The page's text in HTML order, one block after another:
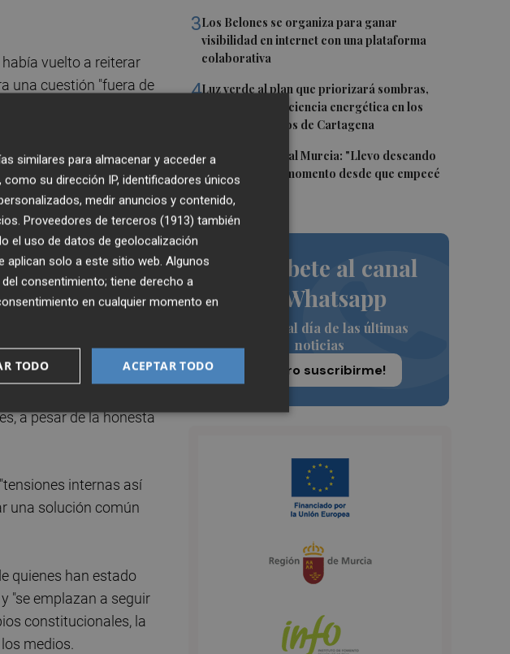
3Los Belones se organiza para ganar
visibilidad en internet con una plataforma
colaborativa
4Luz verde al plan que priorizará sombras,
aislamiento y eficiencia energética en los
colegios públicos de Cartagena
5Mounir, en el Real Murcia: "Llevo deseando
que llegue este momento desde que empecé
a jugar"
Suscríbete al canal
de Whatsapp
Siempre al día de las últimas
noticias
¡Quiero suscribirme!
vuelto a reiterar
una cuestión "fuera de
urnas.
de
afirmó que era el
"mirarse el ombligo",
con el PP a las
con el
lamentar la
a pesar de la honesta
internas así
una solución común
quienes han estado
"se emplazan a seguir
constitucionales, la
medios.
similares para almacenar y acceder a
su dirección IP, identificadores únicos
medir anuncios y contenido,
Proveedores de terceros (1913) también
el uso de datos de geolocalización
solo a este sitio web. Algunos
consentimiento; tiene derecho a
en cualquier momento en
ACEPTAR TODO
TODO